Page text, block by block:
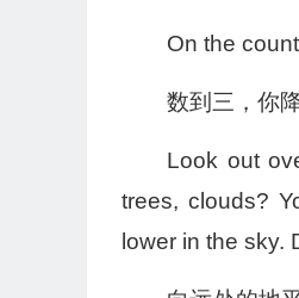
On the
数到三，你
Look out
trees, clouds?
lower in the sky.